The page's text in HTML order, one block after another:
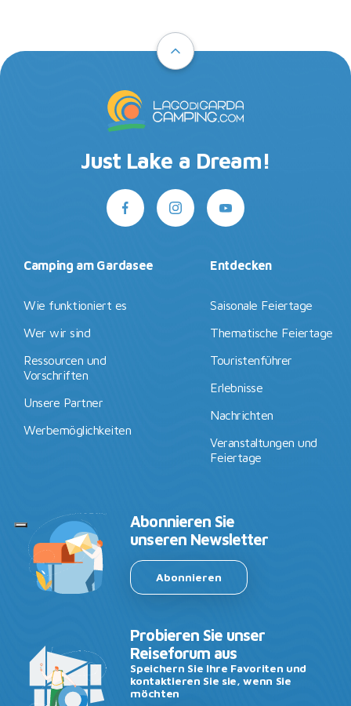
Just Lake a Dream!
Camping am Gardasee
Wie funktioniert es
Wer wir sind
Ressourcen und
Vorschriften
Unsere Partner
Werbemöglichkeiten
Entdecken
Saisonale Feiertage
Thematische Feiertage
Touristenführer
Erlebnisse
Nachrichten
Veranstaltungen und
Feiertage
Abonnieren Sie
unseren Newsletter
Abonnieren
Probieren Sie unser
Reiseforum aus
Speichern Sie Ihre Favoriten und
kontaktieren Sie sie, wenn Sie
möchten